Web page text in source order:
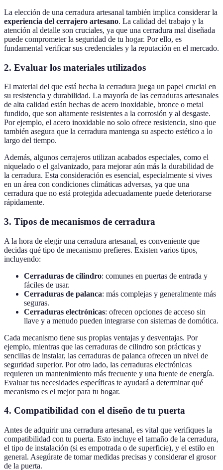
La elección de una cerradura artesanal también implica considerar la
experiencia del cerrajero artesano. La calidad del trabajo y la
atención al detalle son cruciales, ya que una cerradura mal diseñada
puede comprometer la seguridad de tu hogar. Por ello, es
fundamental verificar sus credenciales y la reputación en el mercado.
2. Evaluar los materiales utilizados
El material del que está hecha la cerradura juega un papel crucial en
su resistencia y durabilidad. La mayoría de las cerraduras artesanales
de alta calidad están hechas de acero inoxidable, bronce o metal
fundido, que son altamente resistentes a la corrosión y al desgaste.
Por ejemplo, el acero inoxidable no solo ofrece resistencia, sino que
también asegura que la cerradura mantenga su aspecto estético a lo
largo del tiempo.
Además, algunos cerrajeros utilizan acabados especiales, como el
niquelado o el galvanizado, para mejorar aún más la durabilidad de
la cerradura. Esta consideración es esencial, especialmente si vives
en un área con condiciones climáticas adversas, ya que una
cerradura que no está protegida adecuadamente puede deteriorarse
rápidamente.
3. Tipos de mecanismos de cerradura
A la hora de elegir una cerradura artesanal, es conveniente que
decidas qué tipo de mecanismo prefieres. Existen varios tipos,
incluyendo:
Cerraduras de cilindro: comunes en puertas de entrada y
fáciles de usar.
Cerraduras de palanca: más complejas y generalmente más
seguras.
Cerraduras electrónicas: ofrecen opciones de acceso sin
llave y a menudo pueden integrarse con sistemas de domótica.
Cada mecanismo tiene sus propias ventajas y desventajas. Por
ejemplo, mientras que las cerraduras de cilindro son prácticas y
sencillas de instalar, las cerraduras de palanca ofrecen un nivel de
seguridad superior. Por otro lado, las cerraduras electrónicas
requieren un mantenimiento más frecuente y una fuente de energía.
Evaluar tus necesidades específicas te ayudará a determinar qué
mecanismo es el mejor para tu hogar.
4. Compatibilidad con el diseño de tu puerta
Antes de adquirir una cerradura artesanal, es vital que verifiques la
compatibilidad con tu puerta. Esto incluye el tamaño de la cerradura,
el tipo de instalación (si es empotrada o de superficie), y el estilo en
general. Asegúrate de tomar medidas precisas y considerar el grosor
de la puerta.